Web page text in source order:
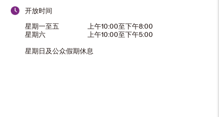
开放时间
星期一至五
上午10:00至下午8:00
星期六
上午10:00至下午5:00
星期日及公众假期休息